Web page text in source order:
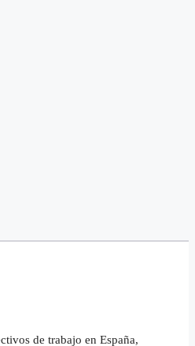
de trabajo en España,